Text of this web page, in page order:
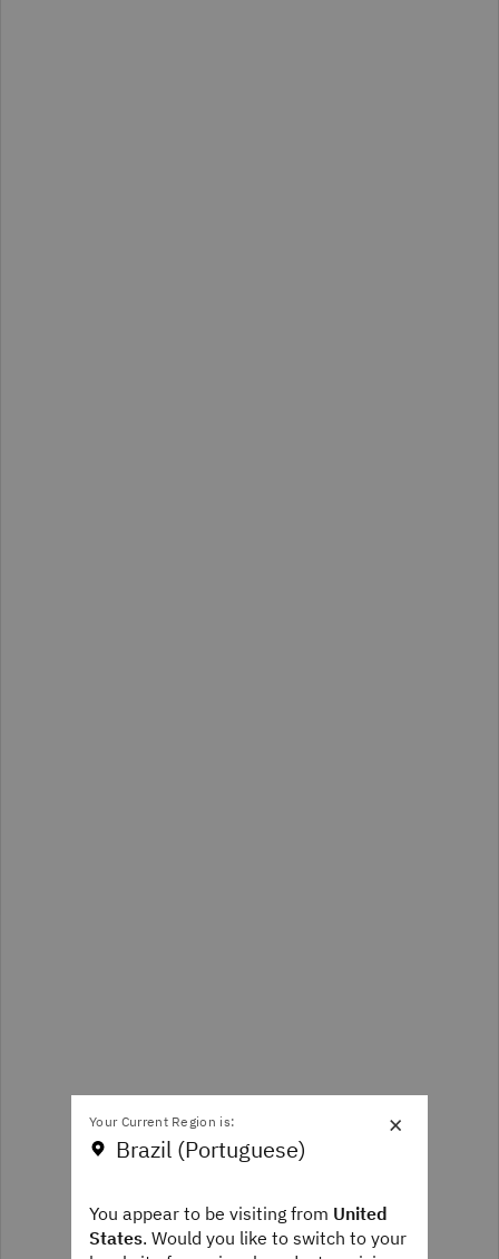
×
Your Current Region is:
Brazil (Portuguese)
You appear to be visiting from United
States. Would you like to switch to your